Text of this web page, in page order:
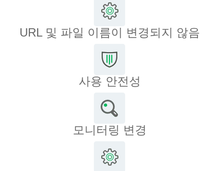
URL 및 파일 이름이 변경되지 않음
사용 안전성
모니터링 변경